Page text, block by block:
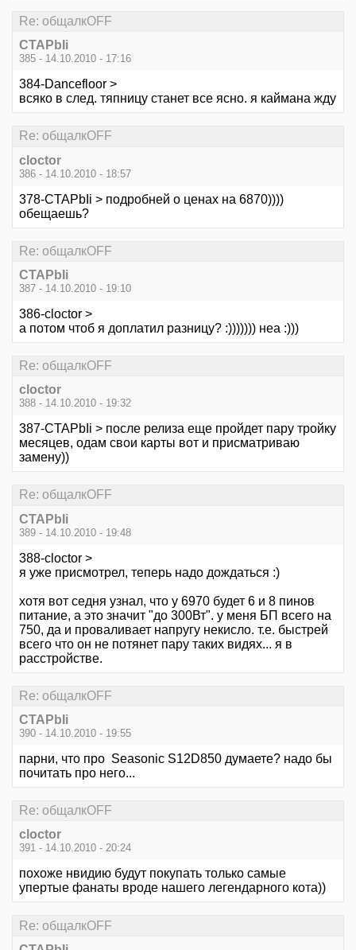
Re: общалкOFF
CTAPbIi
385 - 14.10.2010 - 17:16
384-Dancefloor >
всяко в след. тяпницу станет все ясно. я каймана жду
Re: общалкOFF
cloctor
386 - 14.10.2010 - 18:57
378-CTAPbIi > подробней о ценах на 6870))))
обещаешь?
Re: общалкOFF
CTAPbIi
387 - 14.10.2010 - 19:10
386-cloctor >
а потом чтоб я доплатил разницу? :))))))) неа :)))
Re: общалкOFF
cloctor
388 - 14.10.2010 - 19:32
387-CTAPbIi > после релиза еще пройдет пару тройку
месяцев, одам свои карты вот и присматриваю
замену))
Re: общалкOFF
CTAPbIi
389 - 14.10.2010 - 19:48
388-cloctor >
я уже присмотрел, теперь надо дождаться :)
хотя вот седня узнал, что у 6970 будет 6 и 8 пинов
питание, а это значит "до 300Вт". у меня БП всего на
750, да и проваливает напругу некисло. т.е. быстрей
всего что он не потянет пару таких видях... я в
расстройстве.
Re: общалкOFF
CTAPbIi
390 - 14.10.2010 - 19:55
парни, что про Seasonic S12D850 думаете? надо бы
почитать про него...
Re: общалкOFF
cloctor
391 - 14.10.2010 - 20:24
похоже нвидию будут покупать только самые
упертые фанаты вроде нашего легендарного кота))
Re: общалкOFF